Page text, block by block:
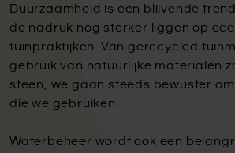
Duurzaamheid is een blijvende
de nadruk nog sterker liggen op
tuinpraktijken. Van gerecycled
gebruik van natuurlijke materialen
steen, we gaan steeds bewuster
die we gebruiken.
Waterbeheer wordt ook een